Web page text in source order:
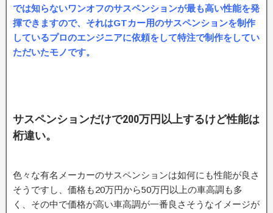
では知らないワンオフのサスペンションが最も高い性能を発
揮できますので、それはGTカー用のサスペンションを制作
しているプロのエンジニアに依頼をして特注で制作をしてい
ただいたモノです。
サスペンションだけで200万円以上するけど性能は
桁違い。
色々な有名メーカーのサスペンションは如何にも性能が良さ
そうですし、価格も20万円から50万円以上の車高調も多
く、その中で価格が高い車高調が一番良さそうなイメージが